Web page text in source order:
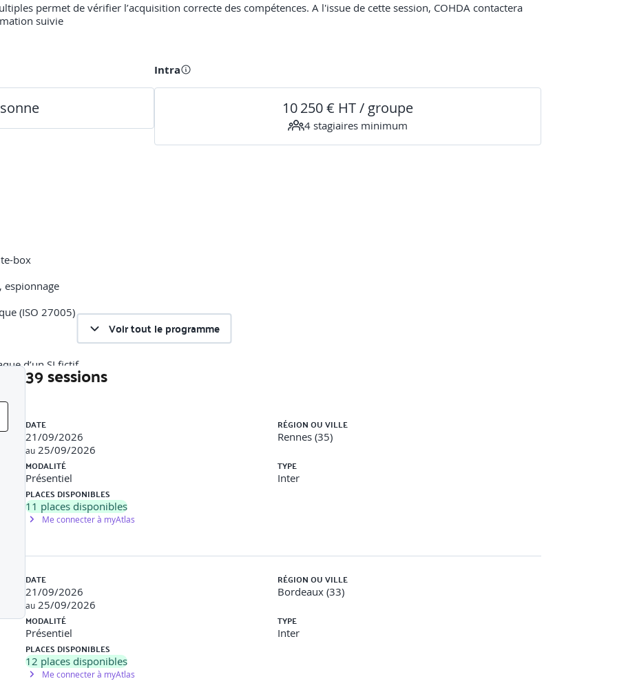
permet de vérifier l’acquisition correcte des compétences. A l'issue de cette session, COHDA contactera
suivie
Intra
10 250 € HT / groupe
4 stagiaires minimum
box
espionnage
(ISO 27005)
d’un SI fictif.
applicables
(NDA)
conformes et maîtrisés
identifier les clauses critiques.
ressources
Voir tout le programme
39 sessions
DATE
21/09/2026
au 25/09/2026
RÉGION OU VILLE
Rennes (35)
MODALITÉ
Présentiel
TYPE
Inter
PLACES DISPONIBLES
11 places disponibles
Me connecter à myAtlas
DATE
21/09/2026
au 25/09/2026
RÉGION OU VILLE
Bordeaux (33)
MODALITÉ
Présentiel
TYPE
Inter
PLACES DISPONIBLES
12 places disponibles
Me connecter à myAtlas